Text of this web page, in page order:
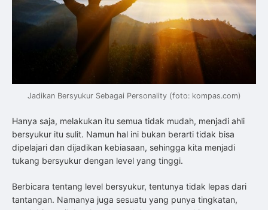
Jadikan Bersyukur Sebagai Personality (foto: kompas.com)
Hanya saja, melakukan itu semua tidak mudah, menjadi ahli
bersyukur itu sulit. Namun hal ini bukan berarti tidak bisa
dipelajari dan dijadikan kebiasaan, sehingga kita menjadi
tukang bersyukur dengan level yang tinggi.
Berbicara tentang level bersyukur, tentunya tidak lepas dari
tantangan. Namanya juga sesuatu yang punya tingkatan,